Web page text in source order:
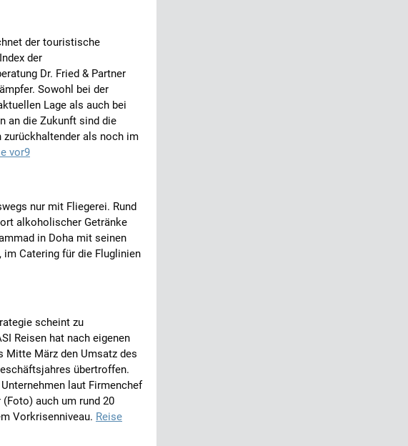
der touristische
der
Dr. Fried & Partner
Sowohl bei der
Lage als auch bei
an die Zukunft sind die
zurückhaltender als noch im
vor9
nur mit Fliegerei. Rund
alkoholischer Getränke
in Doha mit seinen
im Catering für die Fluglinien
scheint zu
Reisen hat nach eigenen
Mitte März den Umsatz des
übertroffen.
laut Firmenchef
auch um rund 20
Vorkrisenniveau. Reise